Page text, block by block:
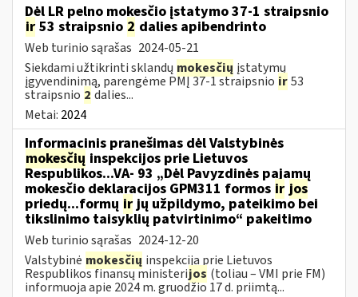
Dėl LR pelno mokesčio įstatymo 37-1 straipsnio
ir 53 straipsnio 2 dalies apibendrinto
Web turinio sąrašas 2024-05-21
Siekdami užtikrinti sklandų mokesčių įstatymų
įgyvendinimą, parengėme PMĮ 37-1 straipsnio ir53
straipsnio 2 dalies...
Metai: 2024
Informacinis pranešimas dėl Valstybinės
mokesčių inspekcijos prie Lietuvos
Respublikos...VA- 93 „Dėl Pavyzdinės pajamų
mokesčio deklaracijos GPM311 formos ir jos
priedų...formų irjų užpildymo, pateikimo bei
tikslinimo taisyklių patvirtinimo“ pakeitimo
Web turinio sąrašas 2024-12-20
Valstybinė mokesčių inspekcija prie Lietuvos
Respublikos finansų ministerijos (toliau – VMI prie FM)
informuoja apie 2024 m. gruodžio 17 d. priimtą...